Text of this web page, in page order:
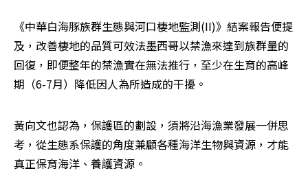
《中華白海豚族群生態與河口棲地監測(II)》結案報告便提
及，改善棲地的品質可效法墨西哥以禁漁來達到族群量的
回復，即便整年的禁漁實在無法推行，至少在生育的高峰
期（6-7月）降低因人為所造成的干擾。
黃向文也認為，保護區的劃設，須將沿海漁業發展一併思
考，從生態系保護的角度兼顧各種海洋生物與資源，才能
真正保育海洋、養護資源。